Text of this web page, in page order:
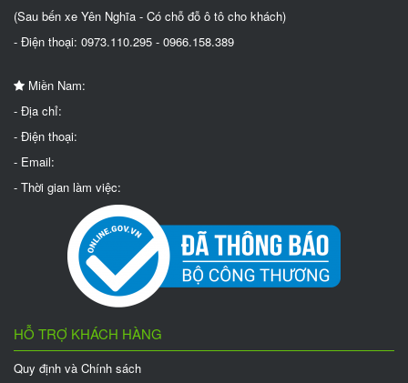
(Sau bến xe Yên Nghĩa - Có chỗ đỗ ô tô cho khách)
- Điện thoại: 0973.110.295 - 0966.158.389
Miền Nam:
- Địa chỉ:
- Điện thoại:
- Email:
- Thời gian làm việc:
HỖ TRỢ KHÁCH HÀNG
Quy định và Chính sách